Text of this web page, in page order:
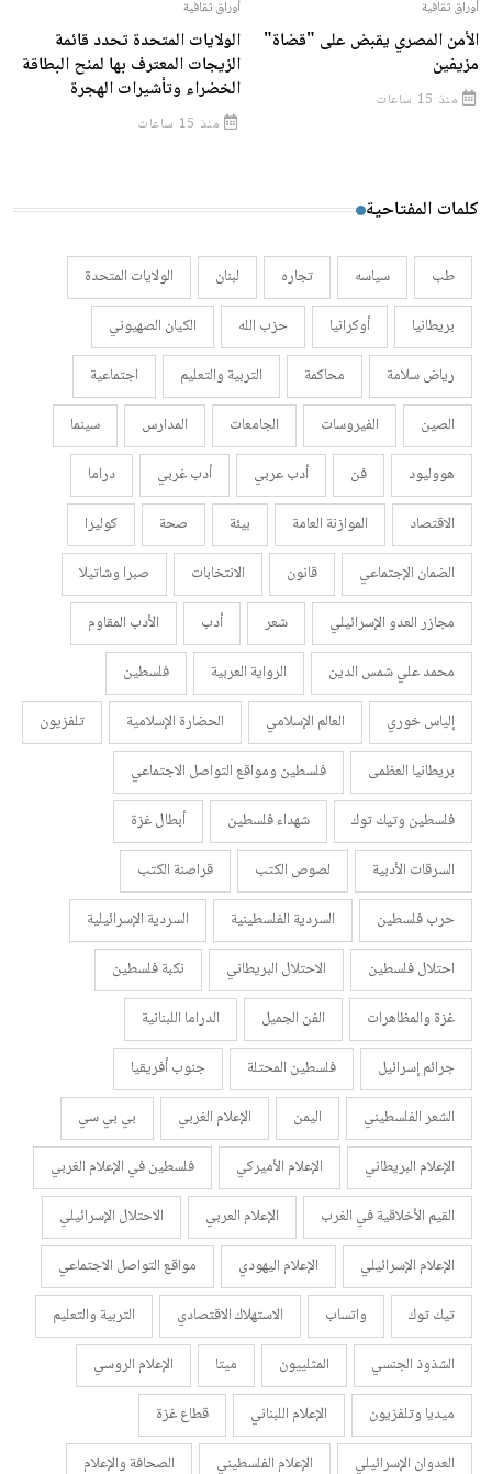
أوراق ثقافية
الأمن المصري يقبض على "قضاة"
مزيفين
منذ 15 ساعات
أوراق ثقافية
الولايات المتحدة تحدد قائمة
الزيجات المعترف بها لمنح البطاقة
الخضراء وتأشيرات الهجرة
منذ 15 ساعات
كلمات المفتاحية
طب سياسه تجاره لبنان
الولايات المتحدة
بريطانيا
أوكرانيا حزب الله
الكيان الصهيوني
رياض سلامة
محاكمة التربية والتعليم
اجتماعية
الصين
الفيروسات الجامعات المدارس
سينما
هووليود
فن أدب عربي أدب غربي
دراما
الاقتصاد
الموازنة العامة بيئة صحة
كوليرا
الضمان الإجتماعي
قانون الانتخابات
صبرا وشاتيلا
مجازر العدو الإسرائيلي
شعر أدب
الأدب المقاوم
محمد علي شمس الدين
الرواية العربية
فلسطين
إلياس خوري
العالم الإسلامي الحضارة الإسلامية
تلفزيون
بريطانيا العظمى
فلسطين ومواقع التواصل الاجتماعي
فلسطين وتيك توك
شهداء فلسطين
أبطال غزة
السرقات الأدبية
لصوص الكتب
قراصنة الكتب
حرب فلسطين
السردية الفلسطينية
السردية الإسرائيلية
احتلال فلسطين
الاحتلال البريطاني
نكبة فلسطين
غزة والمظاهرات
الفن الجميل
الدراما اللبنانية
جرائم إسرائيل
فلسطين المحتلة
جنوب أفريقيا
الشعر الفلسطيني
اليمن الإعلام الغربي
بي بي سي
الإعلام البريطاني
الإعلام الأميركي
فلسطين في الإعلام الغربي
القيم الأخلاقية في الغرب
الإعلام العربي
الاحتلال الإسرائيلي
الإعلام الإسرائيلي
الإعلام اليهودي
مواقع التواصل الاجتماعي
تيك توك
واتساب الاستهلاك الاقتصادي
التربية والتعليم
الشذوذ الجنسي
المثلييون ميتا
الإعلام الروسي
ميديا وتلفزيون
الإعلام اللبناني
قطاع غزة
العدوان الإسرائيلي
الإعلام الفلسطيني الصحافة والإعلام